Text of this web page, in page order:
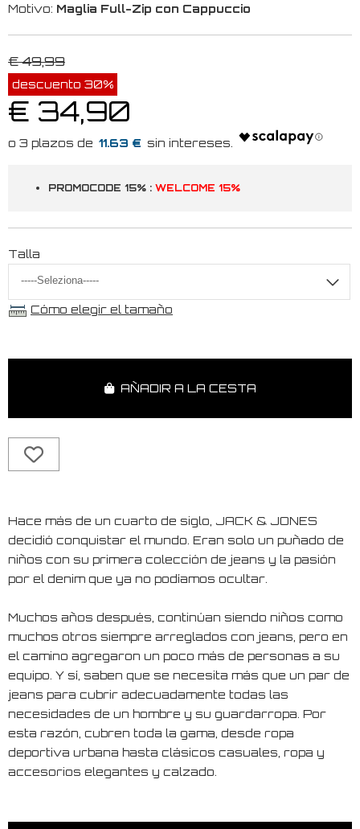
Motivo: Maglia Full-Zip con Cappuccio
€ 49,99
descuento 30%
€ 34,90
11.63 €
PROMOCODE 15% : WELCOME 15%
Talla
Cómo elegir el tamaño
AÑADIR A LA CESTA
Hace más de un cuarto de siglo, JACK & JONES
decidió conquistar el mundo. Eran solo un puñado de
niños con su primera colección de jeans y la pasión
por el denim que ya no podíamos ocultar.
Muchos años después, continúan siendo niños como
muchos otros siempre arreglados con jeans, pero en
el camino agregaron un poco más de personas a su
equipo. Y sí, saben que se necesita más que un par de
jeans para cubrir adecuadamente todas las
necesidades de un hombre y su guardarropa. Por
esta razón, cubren toda la gama, desde ropa
deportiva urbana hasta clásicos casuales, ropa y
accesorios elegantes y calzado.